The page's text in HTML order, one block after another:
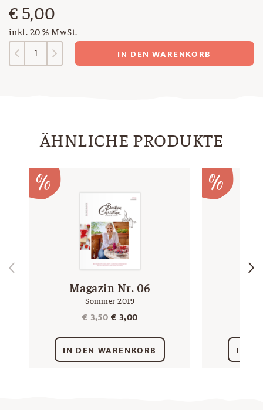
€ 5,00
inkl. 20 % MwSt.
Digitales
Magazin
IN DEN WARENKORB
ÄHNLICHE PRODUKTE
Magazin Nr. 06
Sommer 2019
€3,50Ursprünglicher
war:
€ 3,50
€3,00Aktueller
ist:
€ 3,00.
IN DEN WARENKORB IN